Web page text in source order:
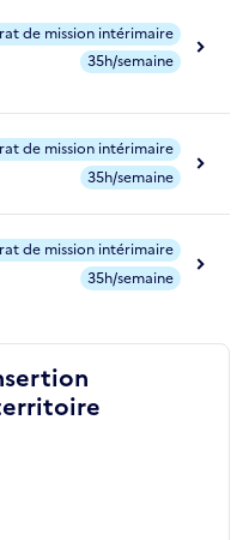
de mission intérimaire
35h/semaine
de mission intérimaire
35h/semaine
de mission intérimaire
35h/semaine